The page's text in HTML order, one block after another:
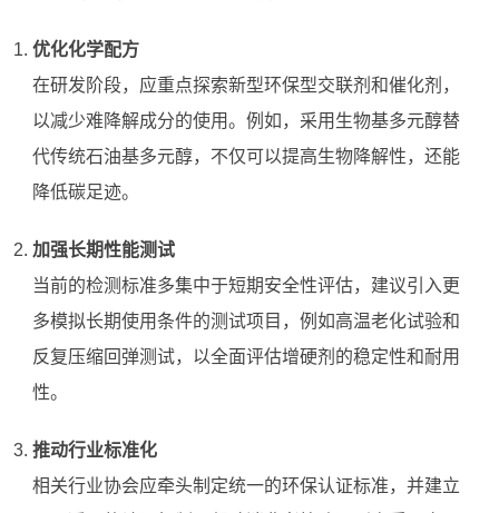
优化化学配方
在研发阶段，应重点探索新型环保型交联剂和催化剂，
以减少难降解成分的使用。例如，采用生物基多元醇替
代传统石油基多元醇，不仅可以提高生物降解性，还能
降低碳足迹。
加强长期性能测试
当前的检测标准多集中于短期安全性评估，建议引入更
多模拟长期使用条件的测试项目，例如高温老化试验和
反复压缩回弹测试，以全面评估增硬剂的稳定性和耐用
性。
推动行业标准化
相关行业协会应牵头制定统一的环保认证标准，并建立